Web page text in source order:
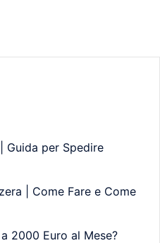
Guida per Spedire
| Come Fare e Come
2000 Euro al Mese?